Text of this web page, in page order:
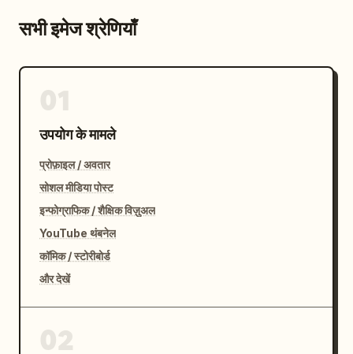
सभी इमेज श्रेणियाँ
उपयोग के मामले
प्रोफ़ाइल / अवतार
सोशल मीडिया पोस्ट
इन्फोग्राफिक / शैक्षिक विज़ुअल
YouTube थंबनेल
कॉमिक / स्टोरीबोर्ड
और देखें